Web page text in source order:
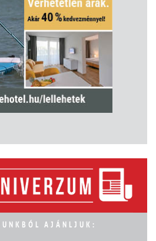
AJÁNLJUK: